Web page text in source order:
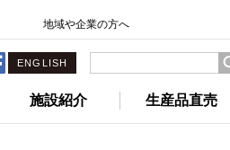
施設紹介 生産品直売
地域や企業の方へ
ENGLISH